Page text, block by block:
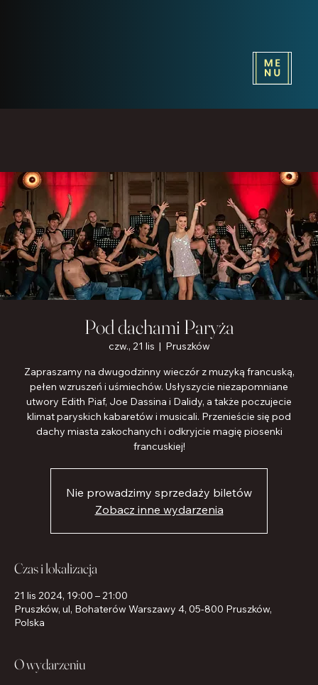
Pod dachami Paryża
czw., 21 lis
  |
Pruszków
Zapraszamy na dwugodzinny wieczór z muzyką francuską,
pełen wzruszeń i uśmiechów. Usłyszycie niezapomniane
utwory Edith Piaf, Joe Dassina i Dalidy, a także poczujecie
klimat paryskich kabaretów i musicali. Przenieście się pod
dachy miasta zakochanych i odkryjcie magię piosenki
francuskiej!
Nie prowadzimy sprzedaży biletów
Zobacz inne wydarzenia
Czas i lokalizacja
21 lis 2024, 19:00 – 21:00
Pruszków, ul, Bohaterów Warszawy 4, 05-800 Pruszków,
Polska
O wydarzeniu